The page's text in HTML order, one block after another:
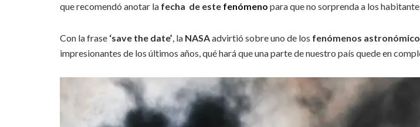
que recomendó anotar la fecha de este fenómeno para que no sorprenda a los
Con la frase ‘save the date’, la NASAadvirtió sobre uno de los fenómenos
impresionantes de los últimos años, qué hará que una parte de nuestro país quede en